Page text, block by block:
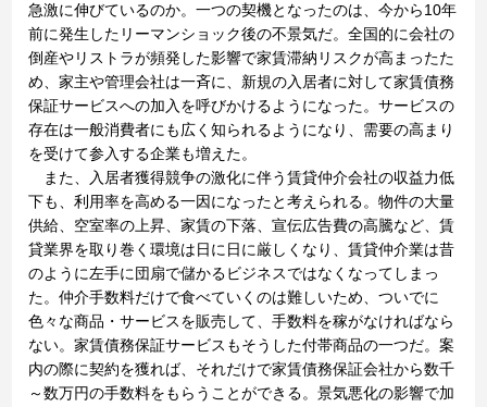
急激に伸びているのか。一つの契機となったのは、今から10年
前に発生したリーマンショック後の不景気だ。全国的に会社の
倒産やリストラが頻発した影響で家賃滞納リスクが高まったた
め、家主や管理会社は一斉に、新規の入居者に対して家賃債務
保証サービスへの加入を呼びかけるようになった。サービスの
存在は一般消費者にも広く知られるようになり、需要の高まり
を受けて参入する企業も増えた。
また、入居者獲得競争の激化に伴う賃貸仲介会社の収益力低
下も、利用率を高める一因になったと考えられる。物件の大量
供給、空室率の上昇、家賃の下落、宣伝広告費の高騰など、賃
貸業界を取り巻く環境は日に日に厳しくなり、賃貸仲介業は昔
のように左手に団扇で儲かるビジネスではなくなってしまっ
た。仲介手数料だけで食べていくのは難しいため、ついでに
色々な商品・サービスを販売して、手数料を稼がなければなら
ない。家賃債務保証サービスもそうした付帯商品の一つだ。案
内の際に契約を獲れば、それだけで家賃債務保証会社から数千
～数万円の手数料をもらうことができる。景気悪化の影響で加